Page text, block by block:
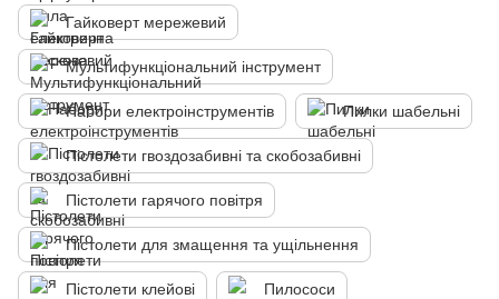
Гайковерт мережевий
Мультифункціональний інструмент
Набори електроінструментів Пилки шабельні
Пістолети гвоздозабивні та скобозабивні
Пістолети гарячого повітря
Пістолети для змащення та ущільнення
Пістолети клейові Пилососи